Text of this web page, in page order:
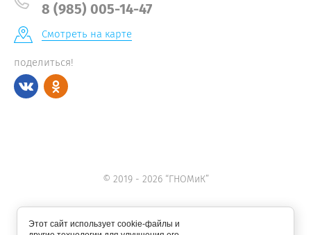
8 (985) 005-14-47
Смотреть на карте
поделиться!
© 2019 - 2026 “ГНОМиК”
Этот сайт использует cookie-файлы и